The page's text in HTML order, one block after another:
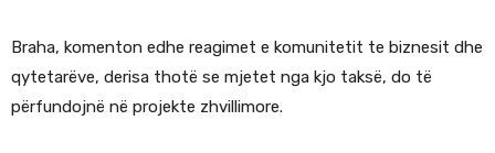
Braha, komenton edhe reagimet e komunitetit te biznesit dhe
qytetarëve, derisa thotë se mjetet nga kjo taksë, do të
përfundojnë në projekte zhvillimore.